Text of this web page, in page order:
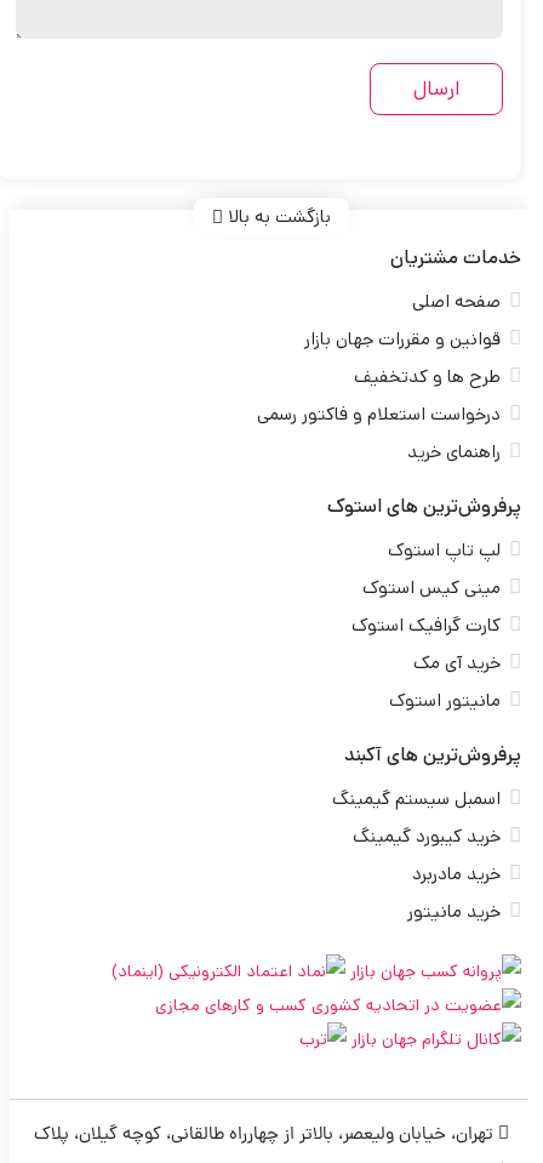
بازگشت به بالا
خدمات مشتریان
صفحه اصلی
قوانین و مقررات جهان بازار
طرح ها و کدتخفیف
درخواست استعلام و فاکتور رسمی
راهنمای خرید
پرفروش‌ترین های استوک
لپ تاپ استوک
مینی کیس استوک
کارت گرافیک استوک
خرید آی مک
مانیتور استوک
پرفروش‌ترین های آکبند
اسمبل سیستم گیمینگ
خرید کیبورد گیمینگ
خرید مادربرد
خرید مانیتور
تهران، خیابان ولیعصر، بالاتر از چهارراه طالقانی، کوچه گیلان، پلاک